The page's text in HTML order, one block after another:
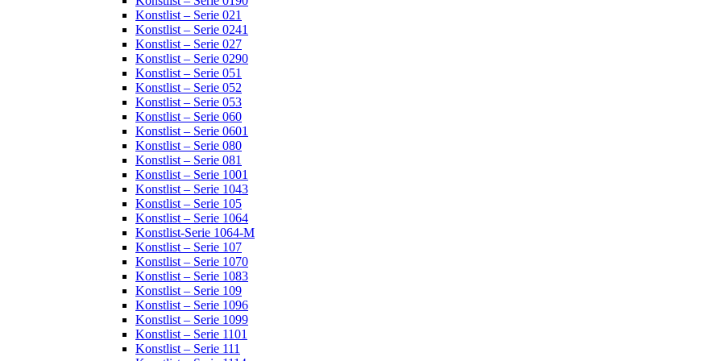
Konstlist – Serie 021
Konstlist – Serie 0241
Konstlist – Serie 027
Konstlist – Serie 0290
Konstlist – Serie 051
Konstlist – Serie 052
Konstlist – Serie 053
Konstlist – Serie 060
Konstlist – Serie 0601
Konstlist – Serie 080
Konstlist – Serie 081
Konstlist – Serie 1001
Konstlist – Serie 1043
Konstlist – Serie 105
Konstlist – Serie 1064
Konstlist-Serie 1064-M
Konstlist – Serie 107
Konstlist – Serie 1070
Konstlist – Serie 1083
Konstlist – Serie 109
Konstlist – Serie 1096
Konstlist – Serie 1099
Konstlist – Serie 1101
Konstlist – Serie 111